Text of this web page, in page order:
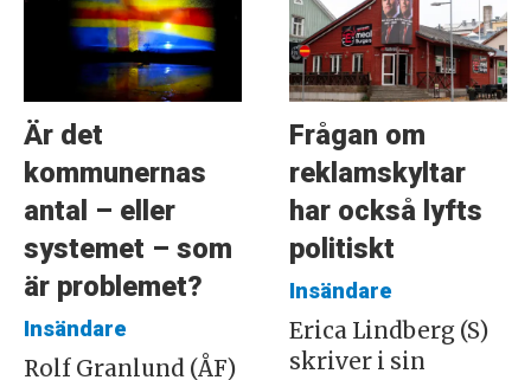
Är det
kommunernas
antal – eller
systemet – som
är problemet?
Insändare
Rolf Granlund (ÅF)
Frågan om
reklamskyltar
har också lyfts
politiskt
Insändare
Erica Lindberg (S)
skriver i sin